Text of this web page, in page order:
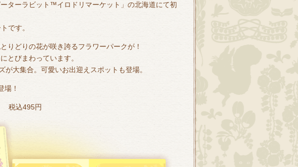
ターラビット™イロドリマーケット」の北海道にて初
です。
りどりの花が咲き誇るフラワーパークが！
とびまわっています。
大集合。可愛いお出迎えスポットも登場。
場！
税込495円